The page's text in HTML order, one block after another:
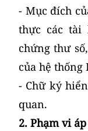
- Mục đích
thực các tài
chứng thư
của hệ thống
- Chữ ký
quan.
2. Phạm vi